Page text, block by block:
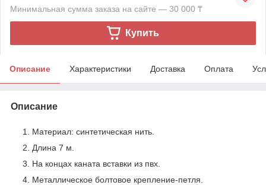
Минимальная сумма заказа на сайте — 30 000 ₸
Купить
Описание Характеристики Доставка Оплата
Описание
Материал: синтетическая нить.
Длина 7 м.
На концах каната вставки из пвх.
Металлическое болтовое крепление-петля.